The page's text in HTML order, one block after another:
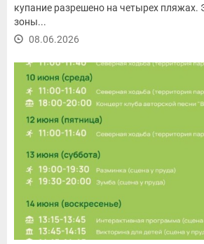
купание разрешено на четырех пляжах.
зоны...
08.06.2026